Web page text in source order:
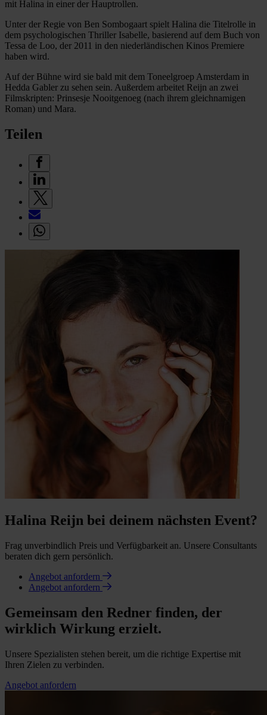
mit Halina in einer der Hauptrollen.
Unter der Regie von Ben Sombogaart spielt Halina die Titelrolle in
dem psychologischen Thriller Isabelle, basierend auf dem Buch von
Tessa de Loo, der 2011 in den niederländischen Kinos Premiere
haben wird.
Auf der Bühne wird sie bald mit dem Toneelgroep Amsterdam in
Hedda Gabler zu sehen sein. Außerdem arbeitet Reijn an zwei
Filmskripten: Prinsesje Nooitgenoeg (nach ihrem gleichnamigen
Roman) und Mara.
Teilen
Halina Reijn bei deinem nächsten Event?
Frag unverbindlich Preis und Verfügbarkeit an. Unsere Consultants
beraten dich gern persönlich.
Angebot anfordern
Angebot anfordern
Gemeinsam den Redner finden, der
wirklich Wirkung erzielt.
Unsere Spezialisten stehen bereit, um die richtige Expertise mit
Ihren Zielen zu verbinden.
Angebot anfordern